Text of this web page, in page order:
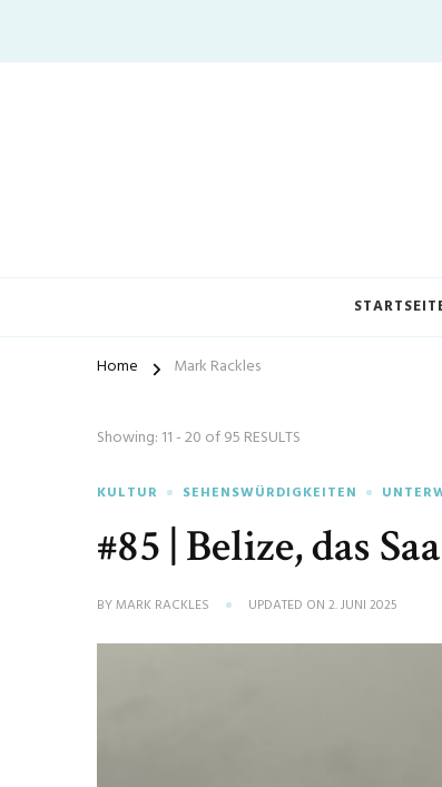
Home Mark Rackles
Showing: 11 - 20 of 95 RESULTS
KULTUR SEHENSWÜRDIGKEITEN
#85 | Belize, das
BYMARK RACKLES UPDATED ON2. JUNI 2025